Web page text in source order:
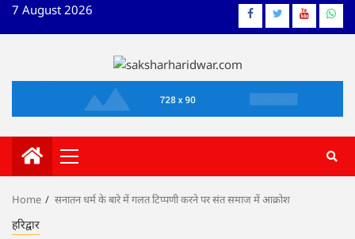
Skip7 August 2026 Facebook
TwitterYouTube
Primary
Menu
Home सनातन धर्म के बारे में गलत टिप्पणी करने पर संत समाज में आक्रोश
हरिद्वार